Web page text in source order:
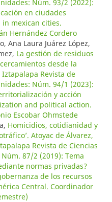
Núm. 93/2 (2022):
en ciudades
mexican cities.
Hernández Cordero
Ana Laura Juárez López,
La gestión de residuos
desde la
Iztapalapa Revista de
Núm. 94/1 (2023):
y acción
and political action.
Escobar Ohmstede
Homicidios, cotidianidad y
Atoyac de Álvarez,
Revista de Ciencias
87/2 (2019): Tema
normas privadas?
de los recursos
Central. Coordinador